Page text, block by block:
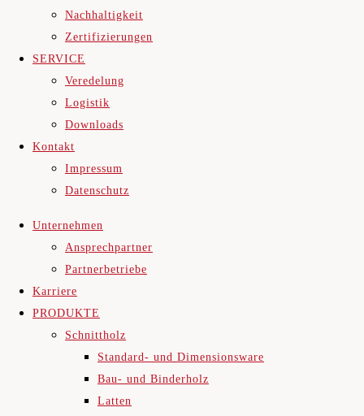
Nachhaltigkeit
Zertifizierungen
SERVICE
Veredelung
Logistik
Downloads
Kontakt
Impressum
Datenschutz
Unternehmen
Ansprechpartner
Partnerbetriebe
Karriere
PRODUKTE
Schnittholz
Standard- und Dimensionsware
Bau- und Binderholz
Latten